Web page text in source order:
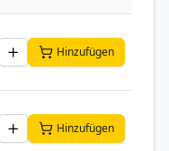
Hinzufügen
Hinzufügen